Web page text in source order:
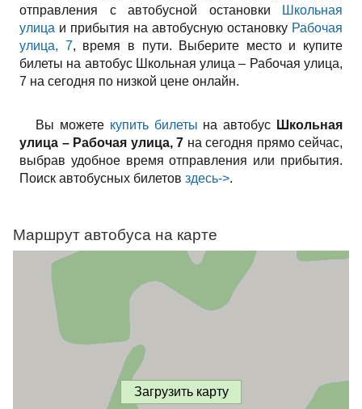
отправления с автобусной остановки
Школьная
улица и прибытия на автобусную остановку Рабочая
улица, 7, время в пути. Выберите место и купите
билеты на автобус Школьная улица – Рабочая улица,
7 на сегодня по низкой цене онлайн.
Вы можете купить билеты на автобус Школьная
улица – Рабочая улица, 7 на сегодня прямо сейчас,
выбрав удобное время отправления или прибытия.
Поиск автобусных билетов здесь->.
Маршрут автобуса на карте
Загрузить карту